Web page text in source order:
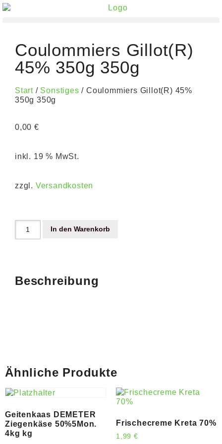
Coulommiers Gillot(R)
45% 350g 350g
Start / Sonstiges / Coulommiers Gillot(R) 45%
350g 350g
0,00 €
inkl. 19 % MwSt.
zzgl. Versandkosten
In den Warenkorb
Beschreibung
Ähnliche Produkte
Geitenkaas DEMETER
Ziegenkäse 50%5Mon.
4kg kg
Frischecreme Kreta 70%
1,99 €